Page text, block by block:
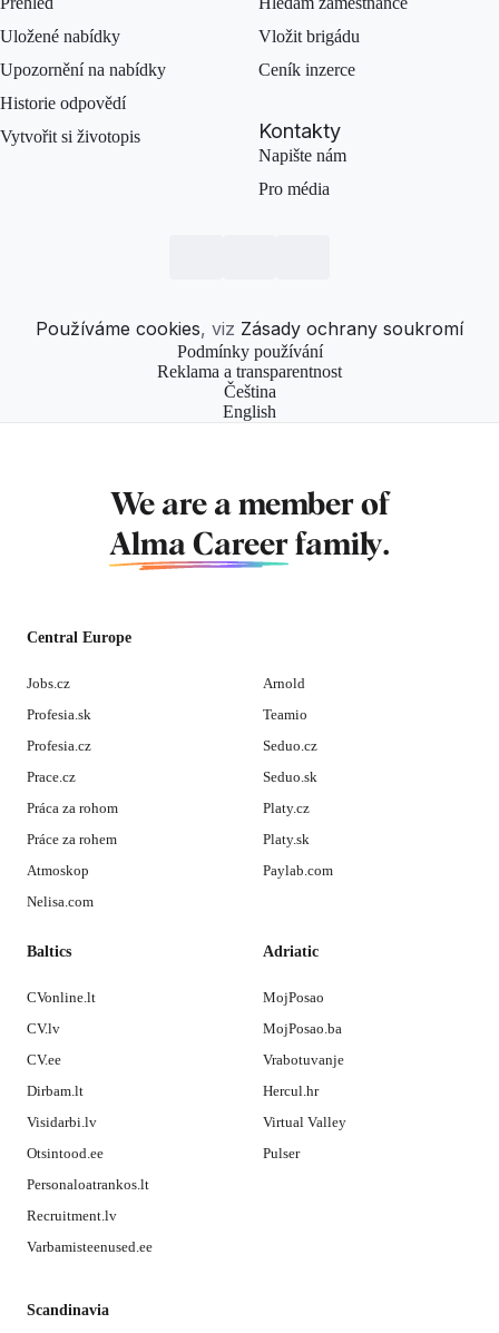
Uložené nabídky
Upozornění na nabídky
Historie odpovědí
Vytvořit si životopis
Vložit brigádu
Ceník inzerce
Kontakty
Napište nám
Pro média
Používáme cookies, viz Zásady ochrany soukromí
Podmínky používání
Reklama a transparentnost
Čeština
English
We are a member of
Alma Career family.
Central Europe
Jobs.cz
Profesia.sk
Profesia.cz
Prace.cz
Práca za rohom
Práce za rohem
Atmoskop
Nelisa.com
Arnold
Teamio
Seduo.cz
Seduo.sk
Platy.cz
Platy.sk
Paylab.com
Baltics
CVonline.lt
CV.lv
CV.ee
Dirbam.lt
Visidarbi.lv
Otsintood.ee
Personaloatrankos.lt
Recruitment.lv
Varbamisteenused.ee
Adriatic
MojPosao
MojPosao.ba
Vrabotuvanje
Hercul.hr
Virtual Valley
Pulser
Scandinavia